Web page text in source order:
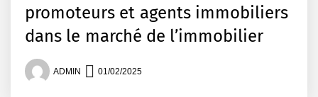
promoteurs et agents immobiliers
dans le marché de l’immobilier
ADMIN 01/02/2025